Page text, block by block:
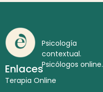
Psicología
contextual.
Psicólogos online.
Enlaces
Terapia Online